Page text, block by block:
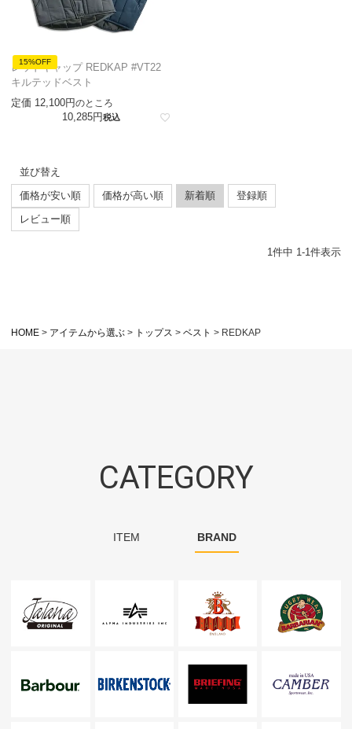
15%OFF
レッドキャップ REDKAP #VT22
キルテッドベスト
定価 12,100 のところ
10,285 税込
並び替え
価格が安い順
価格が高い順 新着順
登録順
レビュー順
1件中 1-1件表示
HOME アイテムから選ぶ トップス ベスト REDKAP
CATEGORY
ITEM BRAND